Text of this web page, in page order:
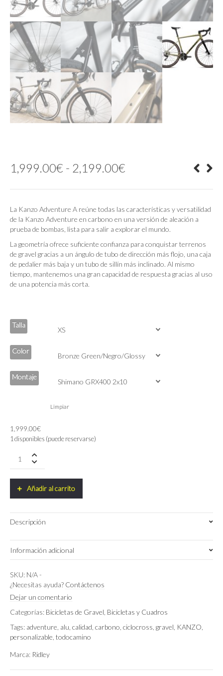
1,999.00€ - 2,199.00€
precios:
1,999.00€
hasta
2,199.00€
La Kanzo Adventure A reúne todas las características y versatilidad
de la Kanzo Adventure en carbono en una versión de aleación a
prueba de bombas, lista para salir a explorar el mundo.
La geometría ofrece suficiente confianza para conquistar terrenos
de gravel gracias a un ángulo de tubo de dirección más flojo, una caja
de pedalier más baja y un tubo de sillín más inclinado. Al mismo
tiempo, mantenemos una gran capacidad de respuesta gracias al uso
de una potencia más corta.
Talla
Color
Montaje
Limpiar
1,999.00€
1 disponibles (puede reservarse)
Kanzo
quantity
Añadir al carrito
Descripción
Información adicional
Talla
Color
Montaje
Shimano GRX400 2×10, Shimano GRX600
SKU: N/A-
¿Necesitas ayuda? Contáctenos
Dejar un comentario
Categorías: Bicicletas de Gravel Bicicletas y Cuadros
Tags: adventure alu calidad carbono ciclocross gravel KANZO
personalizable todocamino
Marca: Ridley